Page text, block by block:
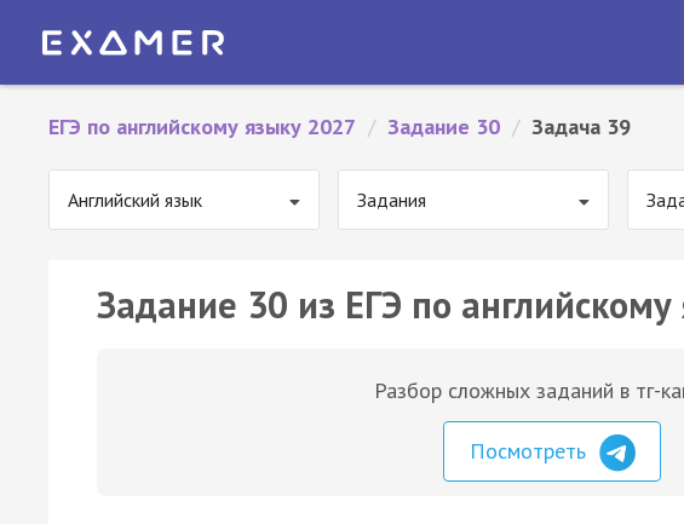
ЕГЭ по английскому языку 2027 / Задание 30 / Задача 39
Английский язык Задания
Задание 30 из ЕГЭ по
Разбор сложных заданий в тг-
Посмотреть